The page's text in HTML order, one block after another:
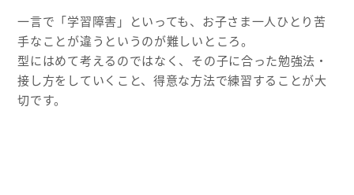
一言で「学習障害」といっても、お子さま一人ひとり苦
手なことが違うというのが難しいところ。
型にはめて考えるのではなく、その子に合った勉強法・
接し方をしていくこと、得意な方法で練習することが大
切です。